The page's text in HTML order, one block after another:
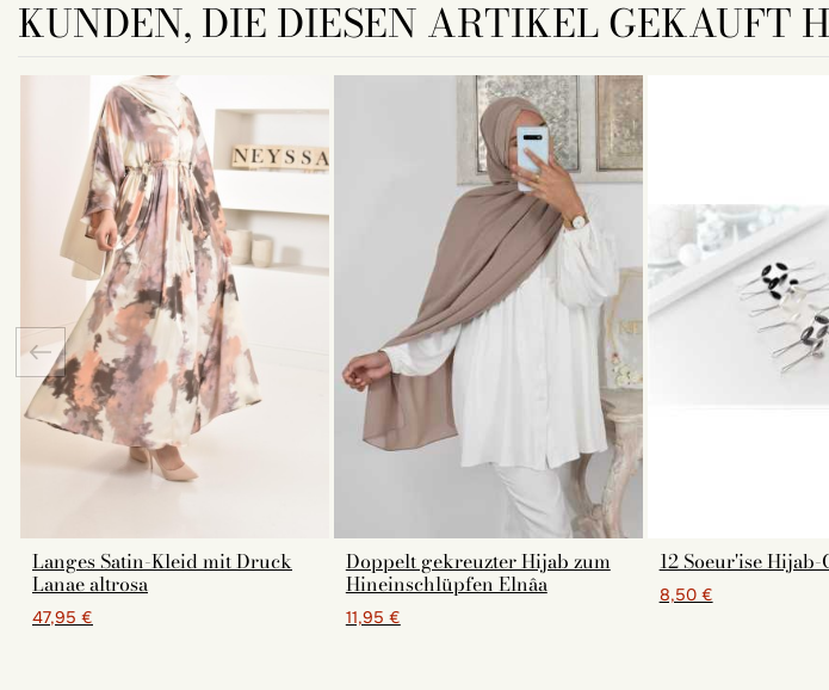
KUNDEN, DIE DIESEN ARTIKEL GEKAUFT
Langes Satin-Kleid mit Druck
Lanae altrosa
47,95 €
Doppelt gekreuzter Hijab zum
Hineinschlüpfen Elnâa
11,95 €
12 Soeur'ise
8,50 €